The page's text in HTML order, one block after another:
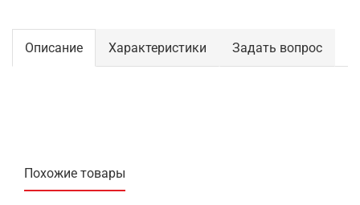
Описание Характеристики Задать вопрос
Похожие товары